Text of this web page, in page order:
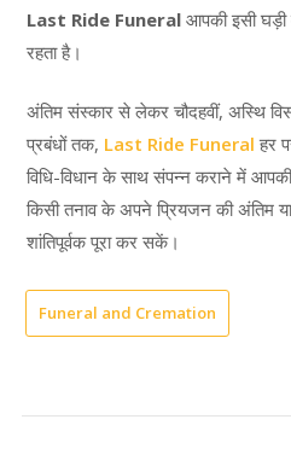
Last Ride Funeral आपकी इसी
रहता है।
अंतिम संस्कार से लेकर चौदहवीं, अस्थि
प्रबंधों तक, Last Ride Funeral हर
विधि-विधान के साथ संपन्न कराने में
किसी तनाव के अपने प्रियजन की अंतिम
शांतिपूर्वक पूरा कर सकें।
Funeral and Cremation